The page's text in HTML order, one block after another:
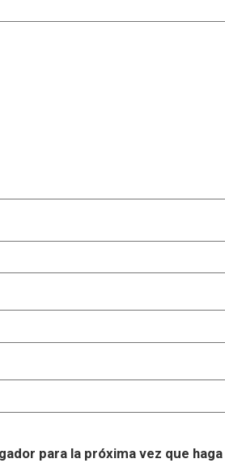
para la próxima vez que haga